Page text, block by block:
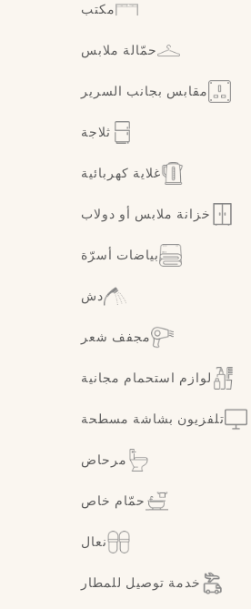
مكتب
حمّالة ملابس
مقابس بجانب السرير
ثلاجة
غلاية كهربائية
خزانة ملابس أو دولاب
بياضات أسرّة
دش
مجفف شعر
لوازم استحمام مجانية
تلفزيون بشاشة مسطحة
مرحاض
حمّام خاص
نعال
خدمة توصيل للمطار